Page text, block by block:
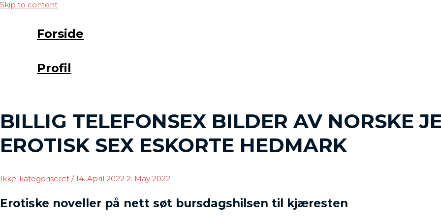
Skip to content
Forside
Profil
BILLIG TELEFONSEX BILDER AV NORSKE
EROTISK SEX ESKORTE HEDMARK
Ikke-kategoriseret /14. April 2022 2. May 2022
Erotiske noveller på nett søt bursdagshilsen til kjæresten